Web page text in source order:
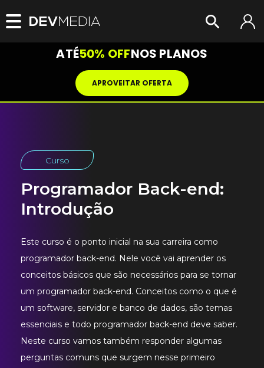
ATÉ50% OFFNOS PLANOS
APROVEITAR OFERTA
Curso
Programador Back-end:
Introdução
Este curso é o ponto inicial na sua carreira como
programador back-end. Nele você vai aprender os
conceitos básicos que são necessários para se tornar
um programador back-end. Conceitos como o que é
um software, servidor e banco de dados, são temas
essenciais e todo programador back-end deve saber.
Neste curso vamos também responder algumas
perguntas comuns que surgem nesse primeiro